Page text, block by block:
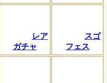
レア
ガチャ
スゴ
フェス